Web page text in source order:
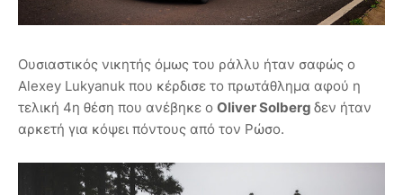
Ουσιαστικός νικητής όμως του ράλλυ ήταν σαφώς ο
Alexey Lukyanuk που κέρδισε το πρωτάθλημα αφού η
τελική 4η θέση που ανέβηκε ο Oliver Solberg δεν ήταν
αρκετή για κόψει πόντους από τον Ρώσο.